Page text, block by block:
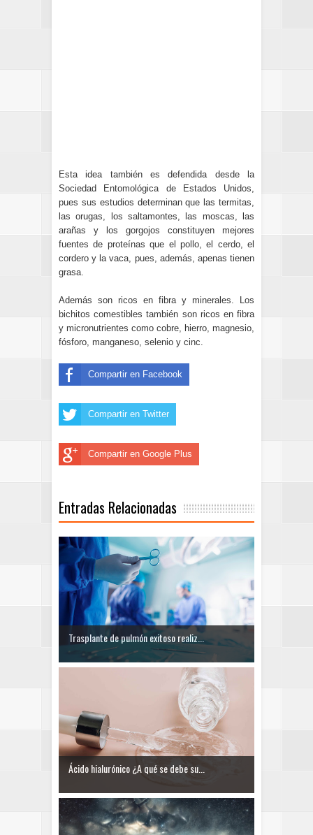
Esta idea también es defendida desde la
Sociedad Entomológica de Estados Unidos,
pues sus estudios determinan que las termitas,
las orugas, los saltamontes, las moscas, las
arañas y los gorgojos constituyen mejores
fuentes de proteínas que el pollo, el cerdo, el
cordero y la vaca, pues, además, apenas tienen
grasa.
Además son ricos en fibra y minerales. Los
bichitos comestibles también son ricos en fibra
y micronutrientes como cobre, hierro, magnesio,
fósforo, manganeso, selenio y cinc.
Compartir en Facebook
Compartir en Twitter
Compartir en Google Plus
Entradas Relacionadas
Trasplante de pulmón exitoso realiz...
Ácido hialurónico ¿A qué se debe su...